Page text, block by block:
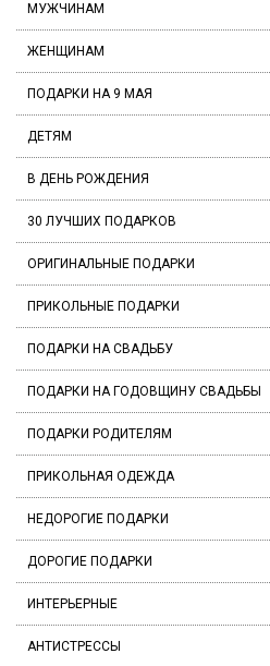
МУЖЧИНАМ
ЖЕНЩИНАМ
ПОДАРКИ НА 9 МАЯ
ДЕТЯМ
В ДЕНЬ РОЖДЕНИЯ
30 ЛУЧШИХ ПОДАРКОВ
ОРИГИНАЛЬНЫЕ ПОДАРКИ
ПРИКОЛЬНЫЕ ПОДАРКИ
ПОДАРКИ НА СВАДЬБУ
ПОДАРКИ НА ГОДОВЩИНУ СВАДЬБЫ
ПОДАРКИ РОДИТЕЛЯМ
ПРИКОЛЬНАЯ ОДЕЖДА
НЕДОРОГИЕ ПОДАРКИ
ДОРОГИЕ ПОДАРКИ
ИНТЕРЬЕРНЫЕ
АНТИСТРЕССЫ